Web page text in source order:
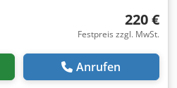
220 €
Festpreis zzgl. MwSt.
Anrufen